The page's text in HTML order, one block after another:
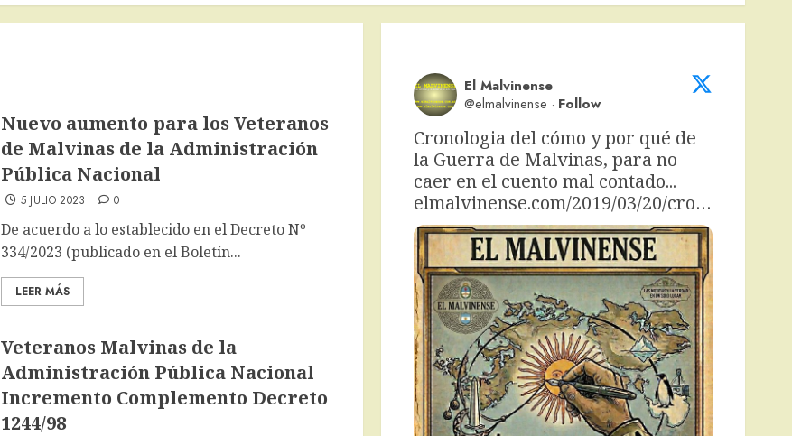
Nuevo aumento para los Veteranos
de Malvinas de la Administración
Pública Nacional
5 JULIO 2023 0
De acuerdo a lo establecido en el Decreto Nº
334/2023 (publicado en el Boletín...
LEER MÁS
Veteranos Malvinas de la
Administración Pública Nacional
Incremento Complemento Decreto
1244/98
El Malvinense
@elmalvinense · Follow
Cronologia del cómo y por qué de
la Guerra de Malvinas, para no
elmalvinense.com/2019/03/20/cro…